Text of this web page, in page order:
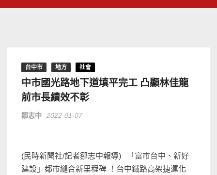
台中市 地方 社會
中市國光路地下道填平完工 凸顯林佳龍
前市長績效不彰
鄒志中 2022-01-07
(民時新聞社/記者鄒志中報導) 「富市台中、新好
建設」都市縫合新里程碑 ！台中鐵路高架捷運化